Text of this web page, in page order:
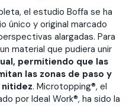
el estudio Boffa se ha
único y original marcado
alargadas. Para
material que pudiera unir
permitiendo que las
las zonas de paso y
nitidez. Microtopping®, el
por Ideal Work®, ha sido la